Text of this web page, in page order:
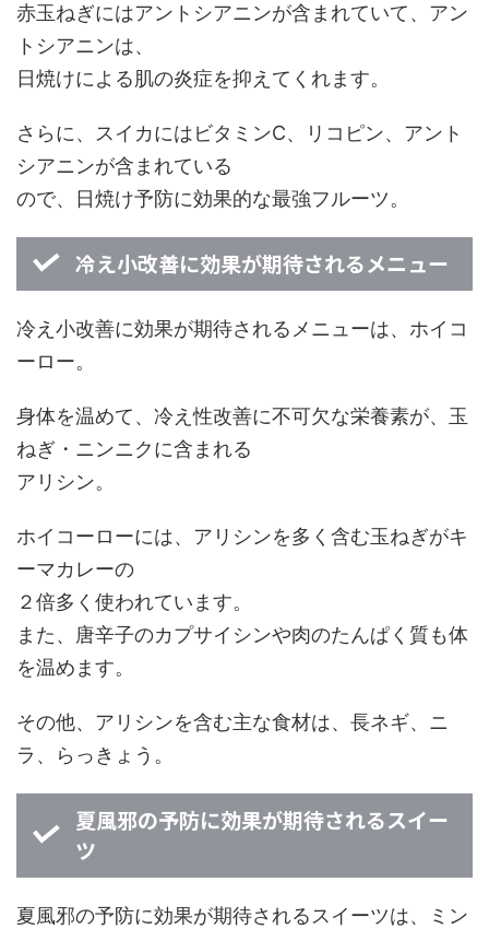
赤玉ねぎにはアントシアニンが含まれていて、アン
トシアニンは、
日焼けによる肌の炎症を抑えてくれます。
さらに、スイカにはビタミンC、リコピン、アント
シアニンが含まれている
ので、日焼け予防に効果的な最強フルーツ。
冷え小改善に効果が期待されるメニュー
冷え小改善に効果が期待されるメニューは、ホイコ
ーロー。
身体を温めて、冷え性改善に不可欠な栄養素が、玉
ねぎ・ニンニクに含まれる
アリシン。
ホイコーローには、アリシンを多く含む玉ねぎがキ
ーマカレーの
２倍多く使われています。
また、唐辛子のカプサイシンや肉のたんぱく質も体
を温めます。
その他、アリシンを含む主な食材は、長ネギ、ニ
ラ、らっきょう。
夏風邪の予防に効果が期待されるスイー
ツ
夏風邪の予防に効果が期待されるスイーツは、ミン